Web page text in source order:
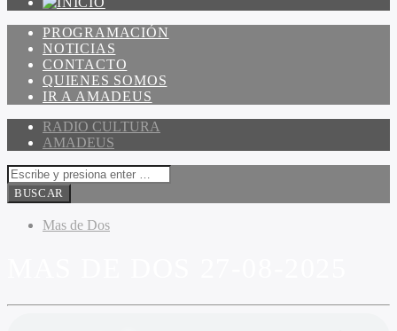
PROGRAMACIÓN
NOTICIAS
CONTACTO
QUIENES SOMOS
IR A AMADEUS
RADIO CULTURA
AMADEUS
Mas de Dos